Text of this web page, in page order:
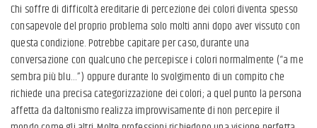
Chi soffre di difficoltà ereditarie di percezione dei colori diventa spesso
consapevole del proprio problema solo molti anni dopo aver vissuto con
questa condizione. Potrebbe capitare per caso, durante una
conversazione con qualcuno che percepisce i colori normalmente (“a me
sembra più blu…”) oppure durante lo svolgimento di un compito che
richiede una precisa categorizzazione dei colori; a quel punto la persona
affetta da daltonismo realizza improvvisamente di non percepire il